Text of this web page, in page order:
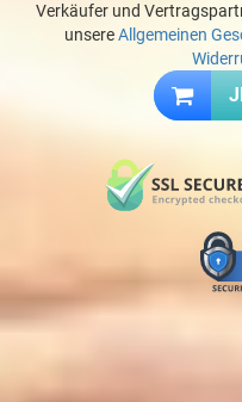
Verkäufer und
unsereAllgemeinen